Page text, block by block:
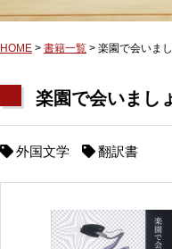
HOME > 書籍一覧 > 楽園で会いま
楽園で会いまし
外国文学 翻訳書